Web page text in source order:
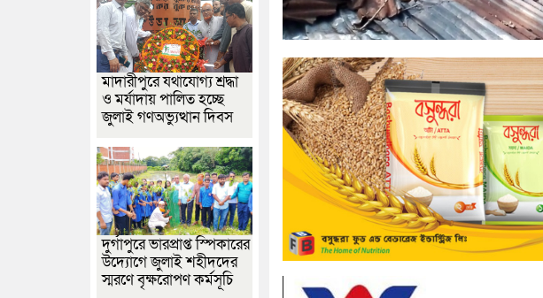
মাদারীপুরে যথাযোগ্য শ্রদ্ধা
ও মর্যাদায় পালিত হচ্ছে
জুলাই গণঅভ্যুত্থান দিবস
দুর্গাপুরে ভারপ্রাপ্ত স্পিকারের
উদ্যোগে জুলাই শহীদদের
স্মরণে বৃক্ষরোপণ কর্মসূচি